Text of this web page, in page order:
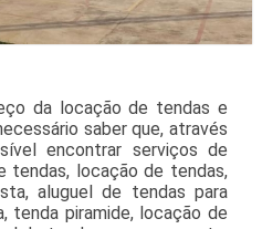
da locação de tendas e
saber que, através
encontrar serviços de
tendas, locação de tendas,
aluguel de tendas para
tenda piramide, locação de